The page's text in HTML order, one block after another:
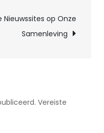
Mooiste
Modellen
op Onze
Samenleving
Vereiste